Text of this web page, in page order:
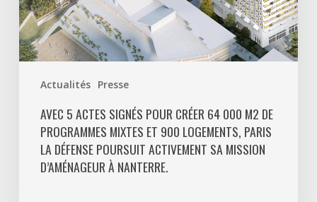
Actualités Presse
et
900
logements,
Défense
poursuit
activement
AVEC 5 ACTES SIGNÉS POUR CRÉER 64 000 M2 DE
PROGRAMMES MIXTES ET 900 LOGEMENTS, PARIS
LA DÉFENSE POURSUIT ACTIVEMENT SA MISSION
D’AMÉNAGEUR À NANTERRE.